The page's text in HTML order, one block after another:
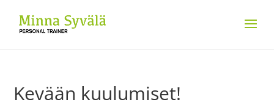
Kevään kuulumiset!